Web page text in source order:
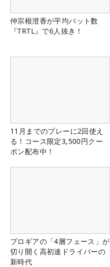
仲宗根澄香が平均パット数
『TRTL』で6人抜き！
11月までのプレーに2回使え
る！コース限定3,500円クー
ポン配布中！
プロギアの「4層フェース」が
切り開く高初速ドライバーの
新時代